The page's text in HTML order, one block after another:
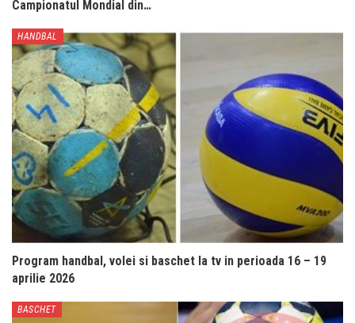
Campionatul Mondial din…
HANDBAL
Program handbal, volei si baschet la tv in perioada 16 – 19
aprilie 2026
BASCHET